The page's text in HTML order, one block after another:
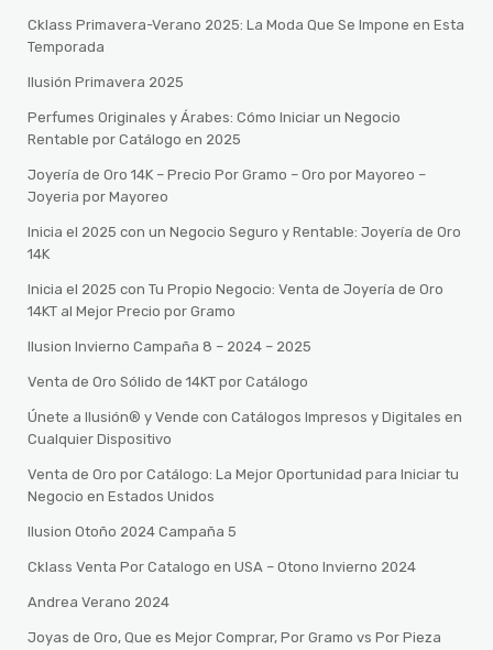
Cklass Primavera-Verano 2025: La Moda Que Se Impone en Esta
Temporada
Ilusión Primavera 2025
Perfumes Originales y Árabes: Cómo Iniciar un Negocio
Rentable por Catálogo en 2025
Joyería de Oro 14K – Precio Por Gramo – Oro por Mayoreo –
Joyeria por Mayoreo
Inicia el 2025 con un Negocio Seguro y Rentable: Joyería de Oro
14K
Inicia el 2025 con Tu Propio Negocio: Venta de Joyería de Oro
14KT al Mejor Precio por Gramo
Ilusion Invierno Campaña 8 – 2024 – 2025
Venta de Oro Sólido de 14KT por Catálogo
Únete a Ilusión® y Vende con Catálogos Impresos y Digitales en
Cualquier Dispositivo
Venta de Oro por Catálogo: La Mejor Oportunidad para Iniciar tu
Negocio en Estados Unidos
Ilusion Otoño 2024 Campaña 5
Cklass Venta Por Catalogo en USA – Otono Invierno 2024
Andrea Verano 2024
Joyas de Oro, Que es Mejor Comprar, Por Gramo vs Por Pieza